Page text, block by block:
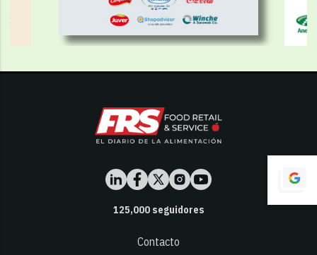
125,000seguidores
Contacto